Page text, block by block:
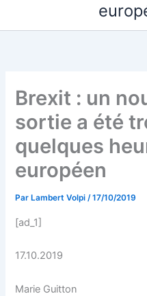
Brexit : un
sortie a été
quelques
européen
Par Lambert Volpi/17/10/2019
[ad_1]
17.10.2019
Marie Guitton